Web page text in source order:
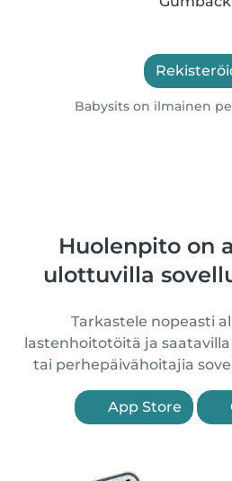
Babysits on ilmainen
Huolenpito on
ulottuvilla
Tarkastele nopeasti
lastenhoitotöitä ja
tai perhepäivähoitajia
App Store